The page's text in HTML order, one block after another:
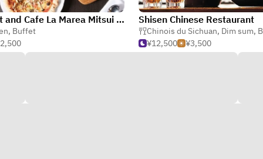
Buffet and Cafe La Marea Mitsui Garden Hotel Shiodome Italiagai
, Buffet
Shisen Chinese Restaurant
Chinois du Sichuan, Dim sum,
¥12,500
¥3,500